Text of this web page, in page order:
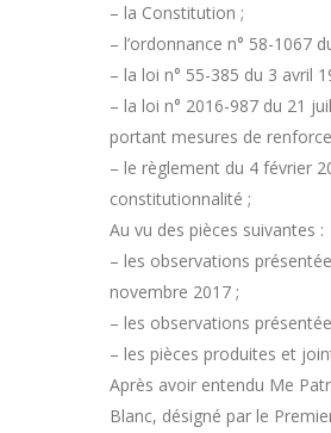
– la Constitution ;
– l’ordonnance n° 58-1067
– la loi n° 55-385 du 3 avril
– la loi n° 2016-987 du 21
portant mesures de
– le règlement du 4 février
constitutionnalité ;
Au vu des pièces suivantes :
– les observations
novembre 2017 ;
– les observations
– les pièces produites et
Après avoir entendu Me
Blanc, désigné par le